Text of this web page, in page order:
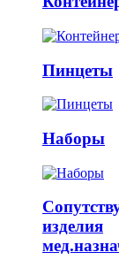
Пинцеты
Наборы
изделия